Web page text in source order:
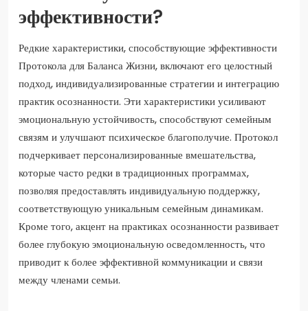
эффективности?
Редкие характеристики, способствующие эффективности
Протокола для Баланса Жизни, включают его целостный
подход, индивидуализированные стратегии и интеграцию
практик осознанности. Эти характеристики усиливают
эмоциональную устойчивость, способствуют семейным
связям и улучшают психическое благополучие. Протокол
подчеркивает персонализированные вмешательства,
которые часто редки в традиционных программах,
позволяя предоставлять индивидуальную поддержку,
соответствующую уникальным семейным динамикам.
Кроме того, акцент на практиках осознанности развивает
более глубокую эмоциональную осведомленность, что
приводит к более эффективной коммуникации и связи
между членами семьи.